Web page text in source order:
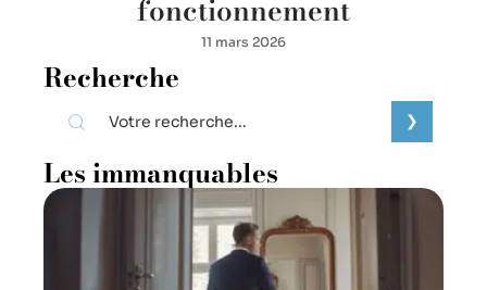
fonctionnement
11 mars 2026
Recherche
Les immanquables